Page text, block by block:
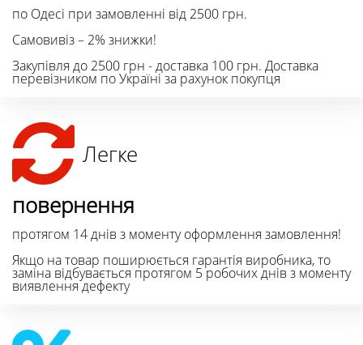
по Одесі при замовленні від 2500 грн.
Самовивіз – 2% знижки!
Закупівля до 2500 грн - доставка 100 грн. Доставка
перевізником по Україні за рахунок покупця
Легке
повернення
протягом 14 днів з моменту оформлення замовлення!
Якщо на товар поширюється гарантія виробника, то
заміна відбувається протягом 5 робочих днів з моменту
виявлення дефекту